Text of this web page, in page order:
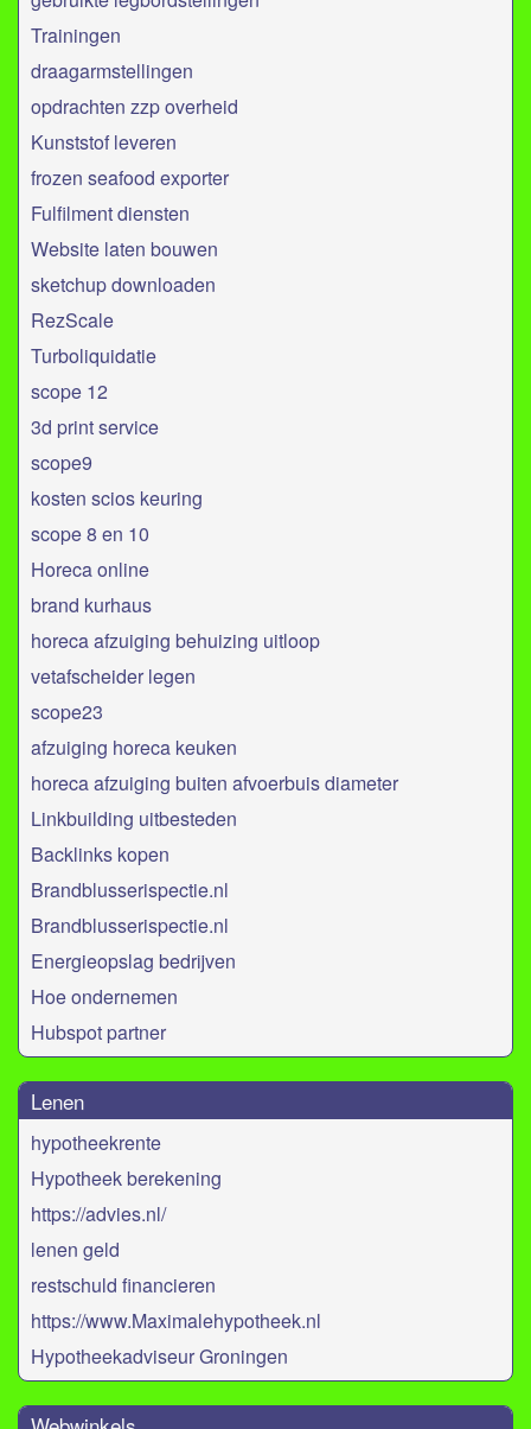
Trainingen
draagarmstellingen
opdrachten zzp overheid
Kunststof leveren
frozen seafood exporter
Fulfilment diensten
Website laten bouwen
sketchup downloaden
RezScale
Turboliquidatie
scope 12
3d print service
scope9
kosten scios keuring
scope 8 en 10
Horeca online
brand kurhaus
horeca afzuiging behuizing uitloop
vetafscheider legen
scope23
afzuiging horeca keuken
horeca afzuiging buiten afvoerbuis diameter
Linkbuilding uitbesteden
Backlinks kopen
Brandblusserispectie.nl
Brandblusserispectie.nl
Energieopslag bedrijven
Hoe ondernemen
Hubspot partner
Lenen
hypotheekrente
Hypotheek berekening
https://advies.nl/
lenen geld
restschuld financieren
https://www.Maximalehypotheek.nl
Hypotheekadviseur Groningen